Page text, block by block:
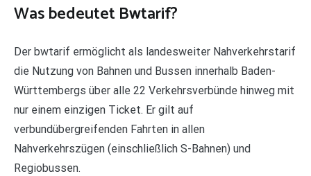
Was bedeutet Bwtarif?
Der bwtarif ermöglicht als landesweiter Nahverkehrstarif
die Nutzung von Bahnen und Bussen innerhalb Baden-
Württembergs über alle 22 Verkehrsverbünde hinweg mit
nur einem einzigen Ticket. Er gilt auf
verbundübergreifenden Fahrten in allen
Nahverkehrszügen (einschließlich S-Bahnen) und
Regiobussen.